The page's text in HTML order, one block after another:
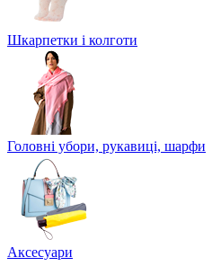
Шкарпетки і колготи
Головні убори, рукавиці, шарфи
Аксесуари